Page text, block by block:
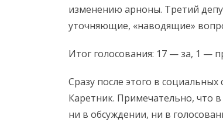
изменению арноны. Третий
уточняющие, «наводящие»
Итог голосования: 17 — за, 1 —
Сразу после этого в
Каретник. Примечательно, что
ни в обсуждении, ни в